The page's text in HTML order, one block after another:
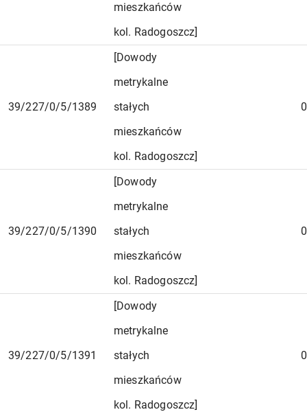
mieszkańców
kol. Radogoszcz]
39/227/0/5/1389
[Dowody
metrykalne
stałych
mieszkańców
kol. Radogoszcz]
0
39/227/0/5/1390
[Dowody
metrykalne
stałych
mieszkańców
kol. Radogoszcz]
0
39/227/0/5/1391
[Dowody
metrykalne
stałych
mieszkańców
kol. Radogoszcz]
0